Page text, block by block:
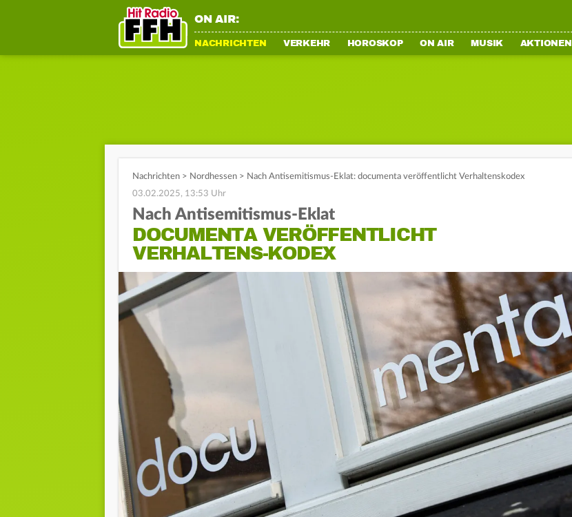
ON AIR:
NACHRICHTEN VERKEHR HOROSKOP ON AIR MUSIK AKTIONEN
Nachrichten > Nordhessen > Nach Antisemitismus-Eklat: documenta veröffentlicht Verhaltenskodex
03.02.2025, 13:53 Uhr
Nach Antisemitismus-Eklat
DOCUMENTA VERÖFFENTLICHT
VERHALTENS-KODEX